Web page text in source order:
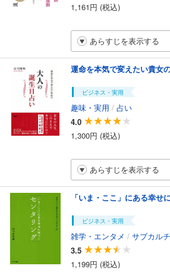
1,161円 (税込)
あらすじを表示する
運命を本気で変えたい貴女
ビジネス・実用
趣味・実用 / 占い
4.0
1,300円 (税込)
あらすじを表示する
「いま・ここ」にある幸
ビジネス・実用
雑学・エンタメ / サブカル
3.5
1,199円 (税込)